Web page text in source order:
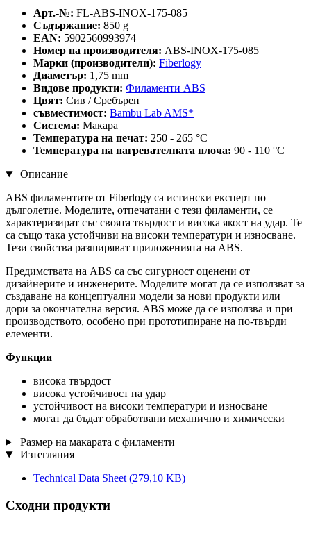
Арт.-№: FL-ABS-INOX-175-085
Съдържание: 850 g
EAN: 5902560993974
Номер на производителя: ABS-INOX-175-085
Марки (производители): Fiberlogy
Диаметър: 1,75 mm
Видове продукти: Филаменти ABS
Цвят: Сив / Сребърен
съвместимост: Bambu Lab AMS*
Система: Макара
Температура на печат: 250 - 265 °C
Температура на нагревателната плоча: 90 - 110 °C
Описание
ABS филаментите от Fiberlogy са истински експерт по
дълголетие. Моделите, отпечатани с тези филаменти, се
характеризират със своята твърдост и висока якост на удар. Те
са също така устойчиви на високи температури и износване.
Тези свойства разширяват приложенията на ABS.
Предимствата на ABS са със сигурност оценени от
дизайнерите и инженерите. Моделите могат да се използват за
създаване на концептуални модели за нови продукти или
дори за окончателна версия. ABS може да се използва и при
производството, особено при прототипиране на по-твърди
елементи.
Функции
висока твърдост
висока устойчивост на удар
устойчивост на високи температури и износване
могат да бъдат обработвани механично и химически
Размер на макарата с филаменти
Изтегляния
Technical Data Sheet (279,10 KB)
Сходни продукти